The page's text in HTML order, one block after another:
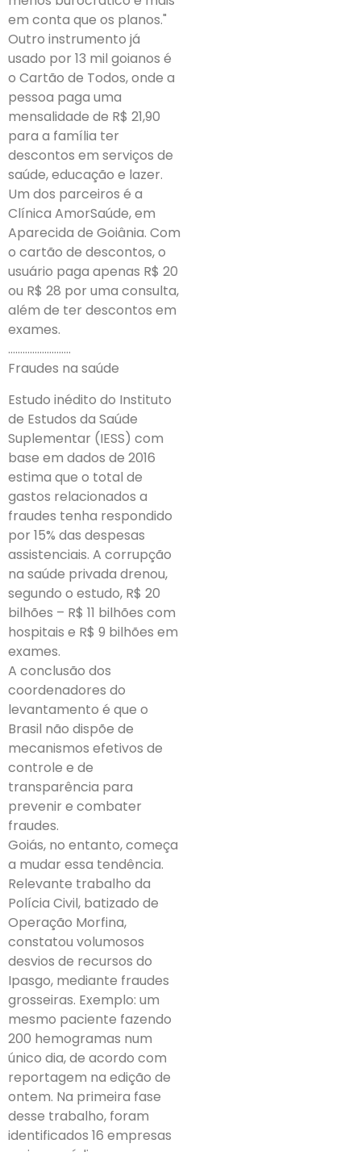
em conta que os planos."
Outro instrumento já
usado por 13 mil goianos é
o Cartão de Todos, onde a
pessoa paga uma
mensalidade de R$ 21,90
para a família ter
descontos em serviços de
saúde, educação e lazer.
Um dos parceiros é a
Clínica AmorSaúde, em
Aparecida de Goiânia. Com
o cartão de descontos, o
usuário paga apenas R$ 20
ou R$ 28 por uma consulta,
além de ter descontos em
exames.
……………………..
Fraudes na saúde
Estudo inédito do Instituto
de Estudos da Saúde
Suplementar (IESS) com
base em dados de 2016
estima que o total de
gastos relacionados a
fraudes tenha respondido
por 15% das despesas
assistenciais. A corrupção
na saúde privada drenou,
segundo o estudo, R$ 20
bilhões – R$ 11 bilhões com
hospitais e R$ 9 bilhões em
exames.
A conclusão dos
coordenadores do
levantamento é que o
Brasil não dispõe de
mecanismos efetivos de
controle e de
transparência para
prevenir e combater
fraudes.
Goiás, no entanto, começa
a mudar essa tendência.
Relevante trabalho da
Polícia Civil, batizado de
Operação Morfina,
constatou volumosos
desvios de recursos do
Ipasgo, mediante fraudes
grosseiras. Exemplo: um
mesmo paciente fazendo
200 hemogramas num
único dia, de acordo com
reportagem na edição de
ontem. Na primeira fase
desse trabalho, foram
identificados 16 empresas